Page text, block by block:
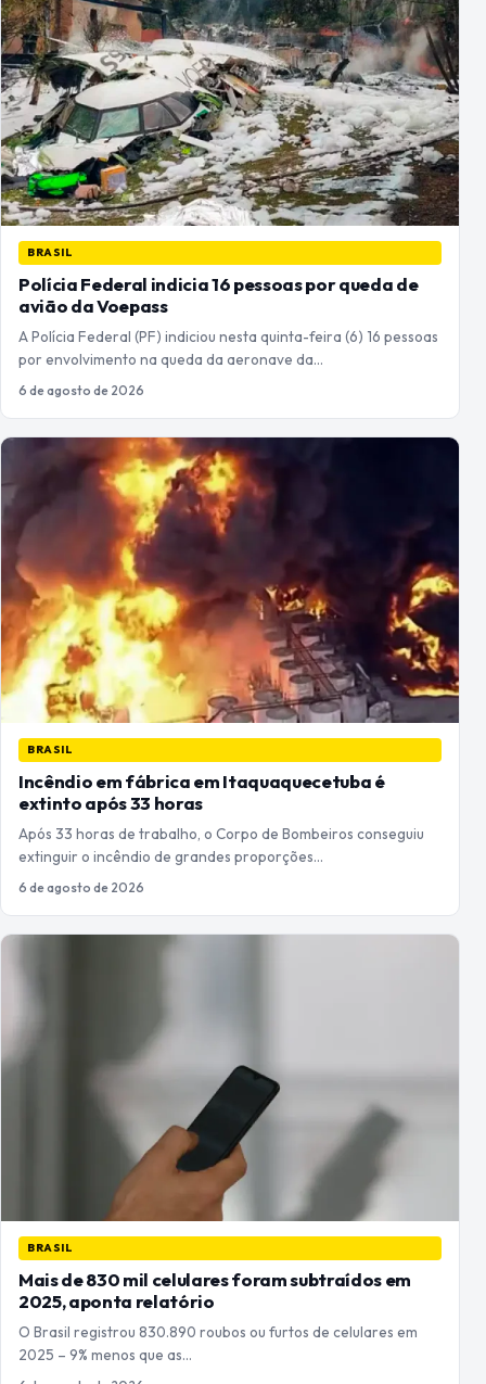
BRASIL
Polícia Federal indicia 16 pessoas por queda de
avião da Voepass
A Polícia Federal (PF) indiciou nesta quinta-feira (6) 16 pessoas
por envolvimento na queda da aeronave da…
6 de agosto de 2026
BRASIL
Incêndio em fábrica em Itaquaquecetuba é
extinto após 33 horas
Após 33 horas de trabalho, o Corpo de Bombeiros conseguiu
extinguir o incêndio de grandes proporções…
6 de agosto de 2026
BRASIL
Mais de 830 mil celulares foram subtraídos em
2025, aponta relatório
O Brasil registrou 830.890 roubos ou furtos de celulares em
2025 – 9% menos que as…